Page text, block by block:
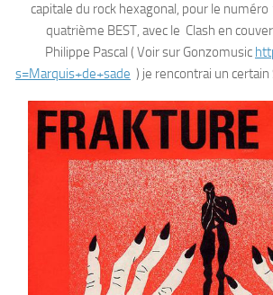
capitale du rock hexagonal, pour le
quatrième BEST, avec le Clash en
Philippe Pascal ( Voir sur Gonzomusic
s=Marquis+de+sade ) je rencontrai un